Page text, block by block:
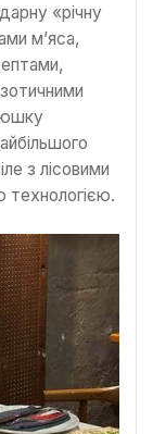
«річну
м’яса,
юшку
з лісовими
технологією.